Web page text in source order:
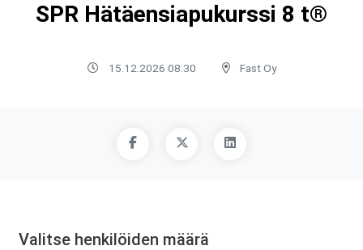
SPR Hätäensiapukurssi 8 t®
15.12.2026 08:30 Fast Oy
Valitse henkilöiden määrä